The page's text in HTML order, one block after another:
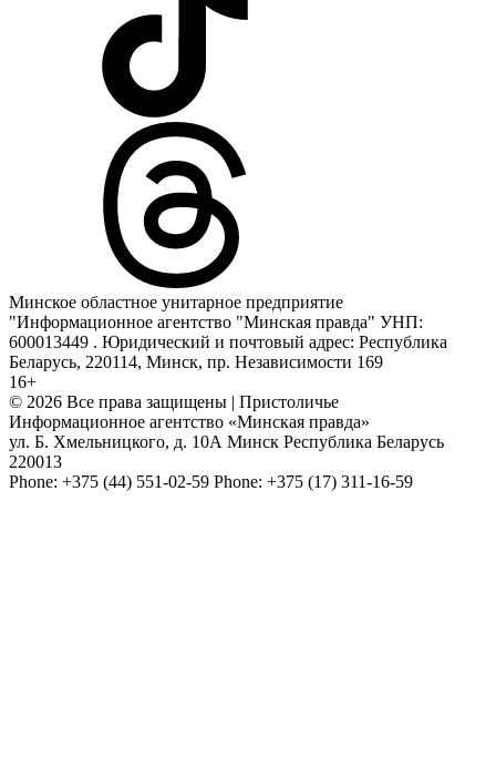
Минское областное унитарное предприятие
"Информационное агентство "Минская правда" УНП:
600013449 . Юридический и почтовый адрес: Республика
Беларусь, 220114, Минск, пр. Независимости 169
16+
© 2026 Все права защищены | Пристоличье
Информационное агентство «Минская правда»
ул. Б. Хмельницкого, д. 10А Минск Республика Беларусь
220013
Phone: +375 (44) 551-02-59 Phone: +375 (17) 311-16-59